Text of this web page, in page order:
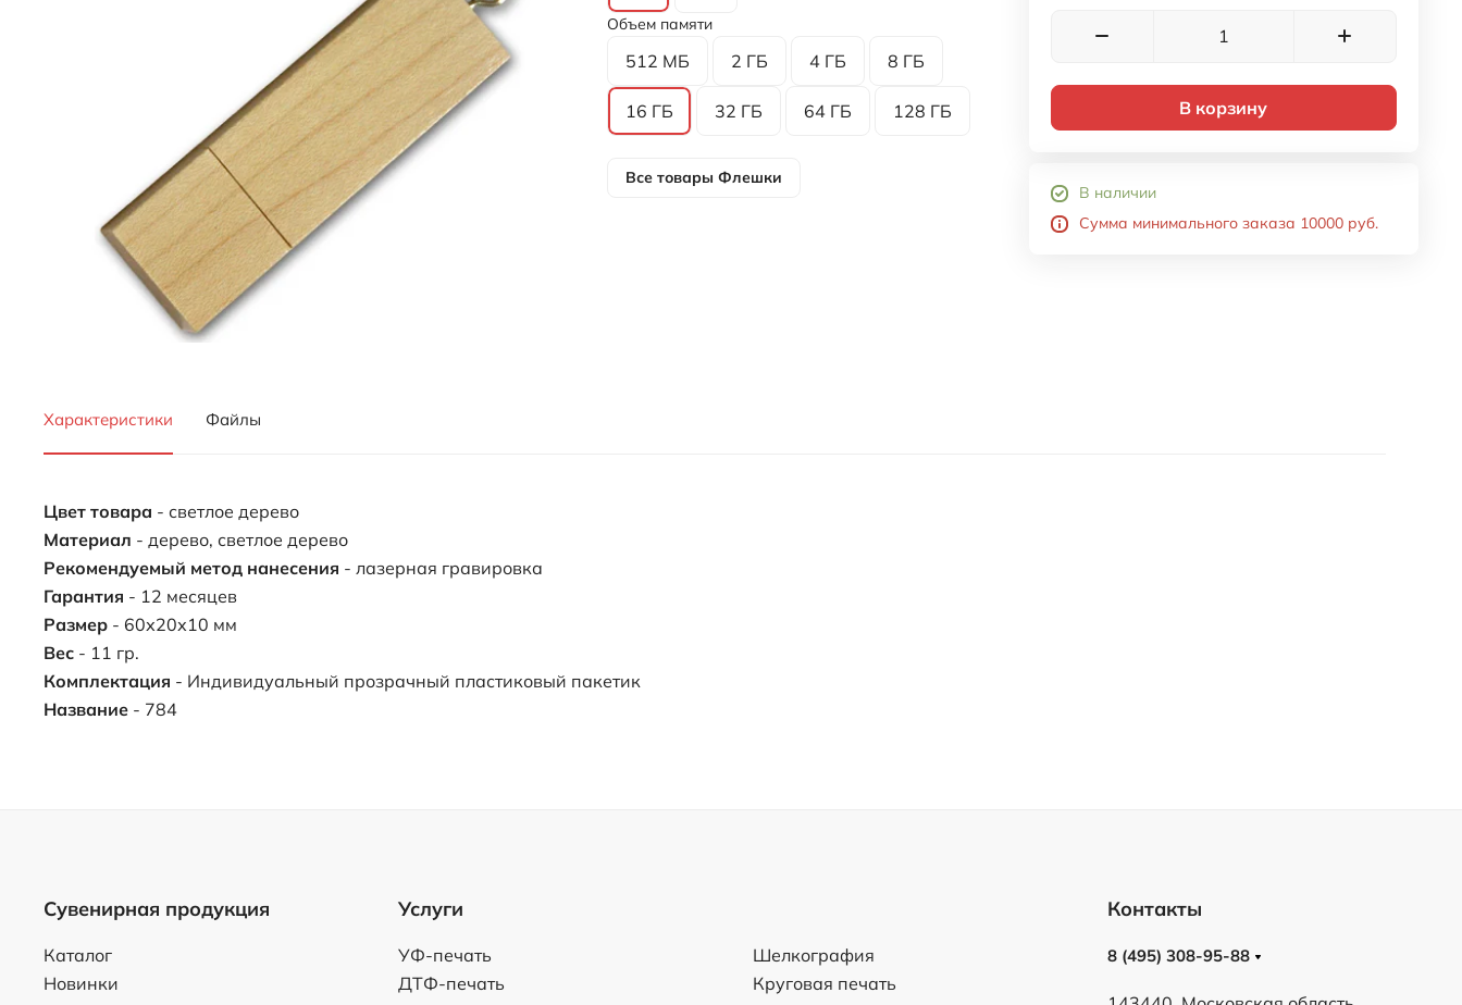
Объем памяти
512 МБ 2 ГБ 4 ГБ 8 ГБ
16 ГБ 32 ГБ 64 ГБ 128 ГБ
Все товары Флешки
В корзину
В наличии
Сумма минимального заказа 10000 руб.
Характеристики Файлы
Цвет товара - светлое дерево
Материал - дерево, светлое дерево
Рекомендуемый метод нанесения - лазерная гравировка
Гарантия - 12 месяцев
Размер - 60х20х10 мм
Вес - 11 гр.
Комплектация - Индивидуальный прозрачный пластиковый пакетик
Название - 784
Сувенирная продукция
Каталог
Новинки
Услуги
УФ-печать
ДТФ-печать
Шелкография
Круговая печать
Контакты
8 (495) 308-95-88